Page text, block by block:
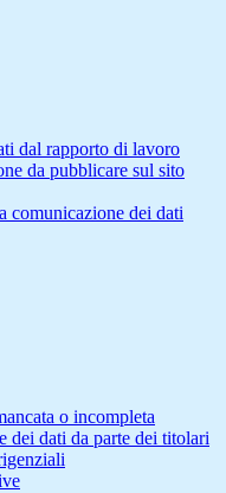
dal rapporto di lavoro
da pubblicare sul sito
comunicazione dei dati
o incompleta
dei dati da parte dei titolari